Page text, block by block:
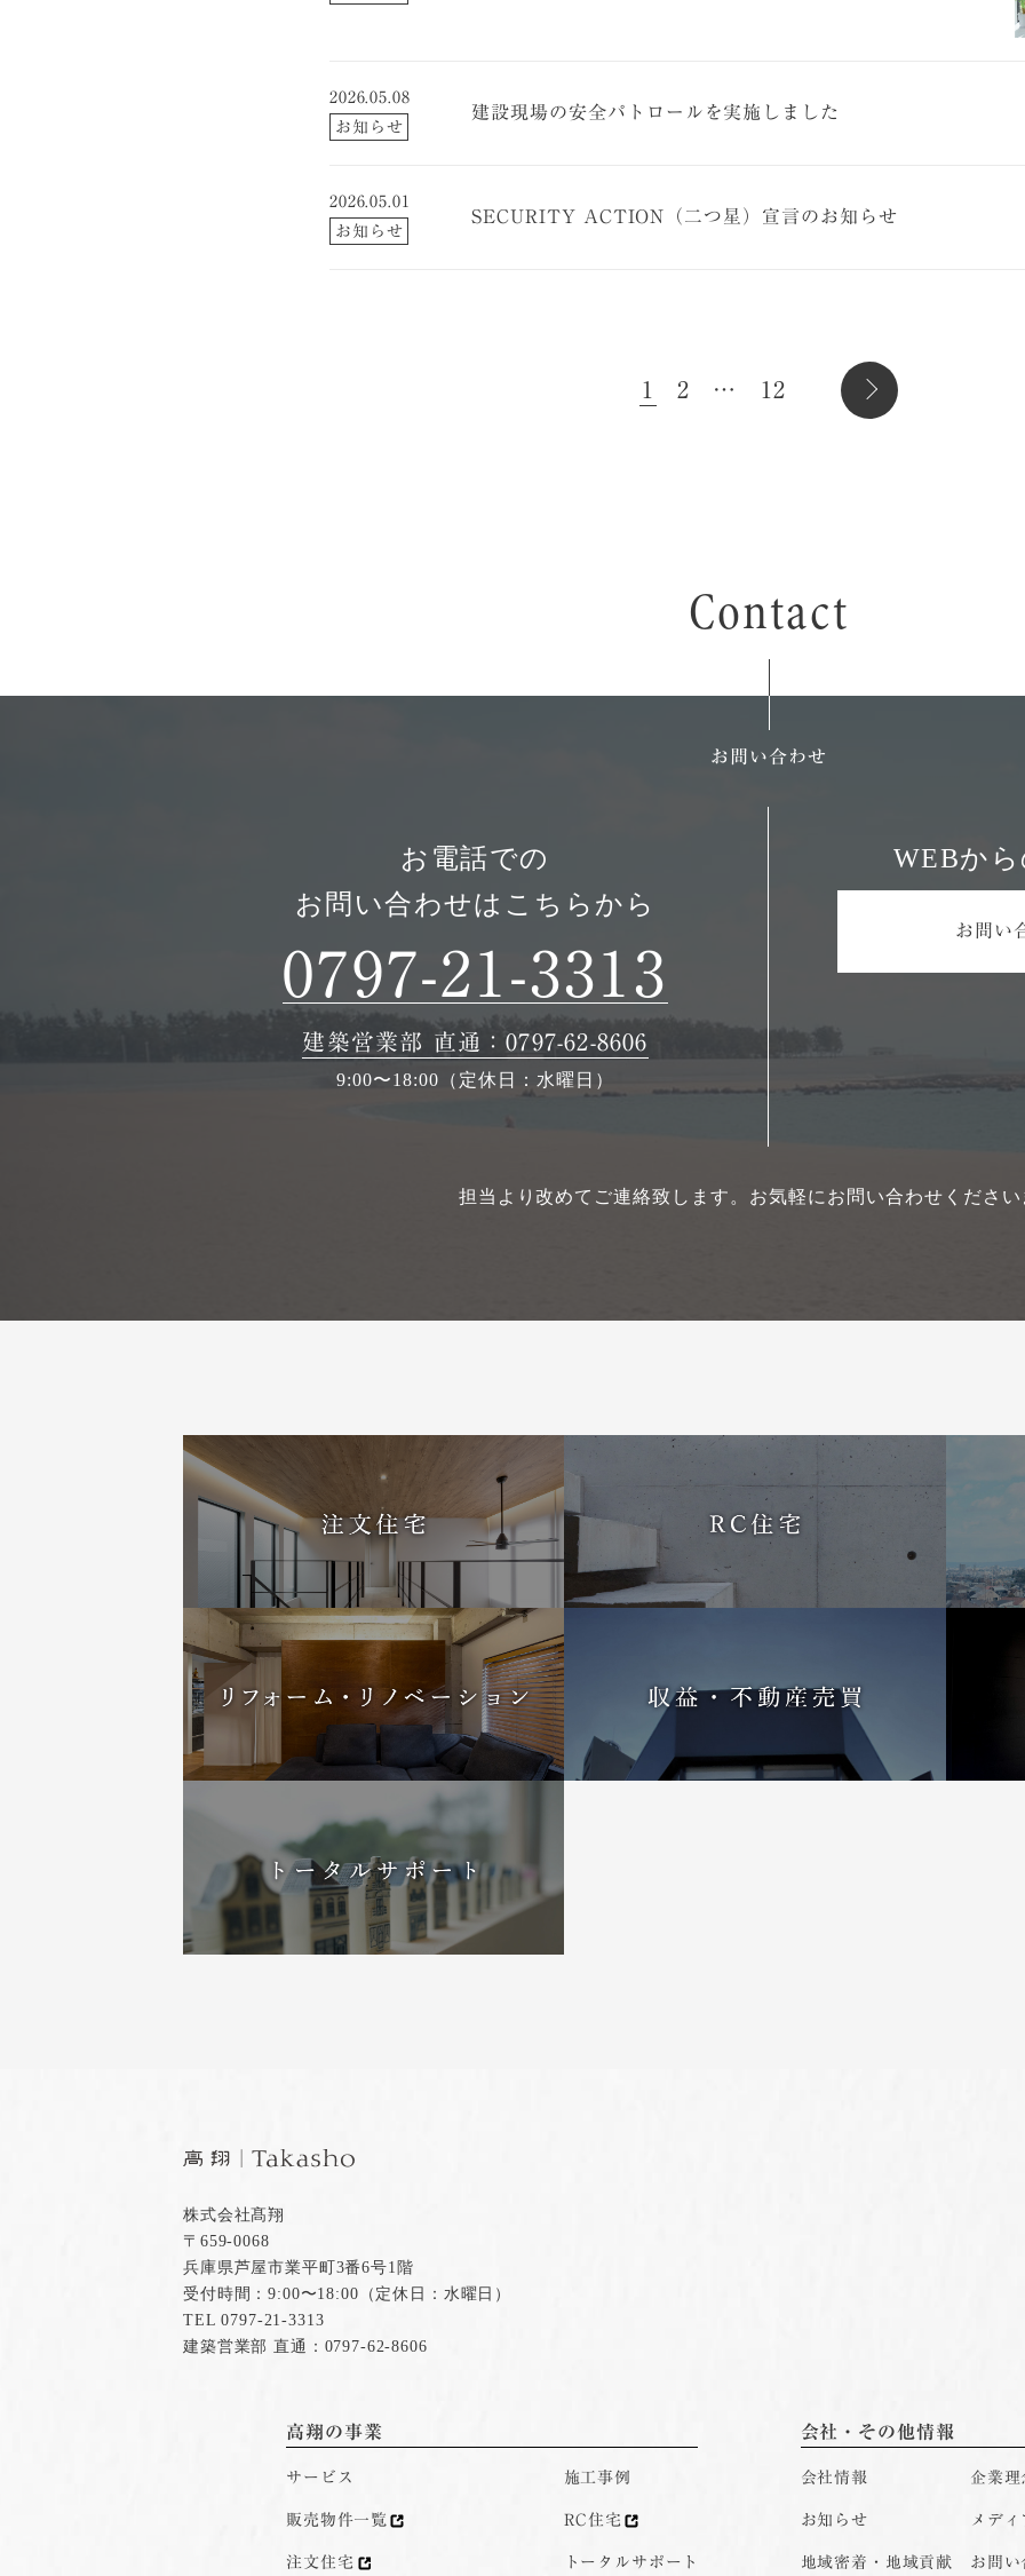
RC住宅
トータルサポート
特殊建造物事業
土地・分譲住宅
2026.05.08
お知らせ
建設現場の安全パトロールを実施しました
2026.05.01
お知らせ
SECURITY ACTION（二つ星）宣言のお知らせ
1 2 … 12
Contact
お問い合わせ
Contact
お問い合わせ
お電話での
お問い合わせはこちらから
0797-21-3313
建築営業部 直通：0797-62-8606
9:00〜18:00（定休日：水曜日）
WEBか
お問い
担当より改めてご連絡致します。 お気軽にお問い合わせくださ
株式会社髙翔
〒659-0068
兵庫県芦屋市業平町3番6号1階
受付時間：9:00〜18:00（定休日：水曜日）
TEL 0797-21-3313
建築営業部 直通：0797-62-8606
高翔の事業
サービス
販売物件一覧
注文住宅
施工事例
RC住宅
トータルサポート
会社・その他情報
会社情報
お知らせ
地域密着・地域貢献
企業理
メディ
お問